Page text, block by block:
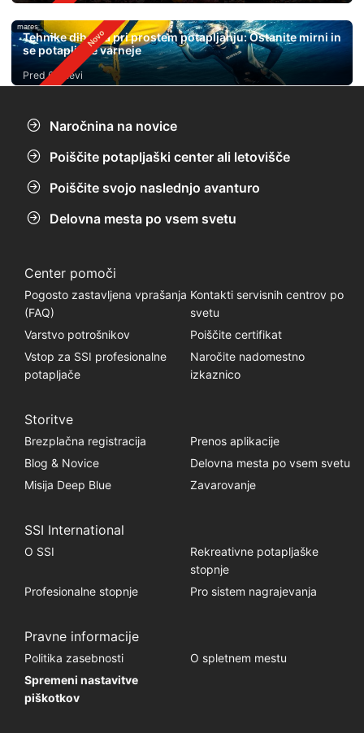
mares
Tehnike dihanja pri prostem potapljanju: Ostanite mirni in
se potapljajte varneje
Pred 6 dnevi
Naročnina na novice
Poiščite potapljaški center ali letovišče
Poiščite svojo naslednjo avanturo
Delovna mesta po vsem svetu
Center pomoči
Pogosto zastavljena vprašanja
(FAQ)
Kontakti servisnih centrov po
svetu
Varstvo potrošnikov
Poiščite certifikat
Vstop za SSI profesionalne
potapljače
Naročite nadomestno
izkaznico
Storitve
Brezplačna registracija
Prenos aplikacije
Blog & Novice
Delovna mesta po vsem svetu
Misija Deep Blue
Zavarovanje
SSI International
O SSI
Rekreativne potapljaške
stopnje
Profesionalne stopnje
Pro sistem nagrajevanja
Pravne informacije
Politika zasebnosti
O spletnem mestu
Spremeni nastavitve
piškotkov